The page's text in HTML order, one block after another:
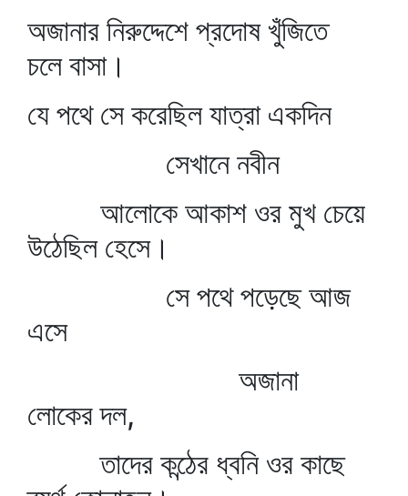
অজানার নিরুদ্দেশে প্রদোষ খুঁজিতে
চলে বাসা।
যে পথে সে করেছিল যাত্রা একদিন
সেখানে নবীন
আলোকে আকাশ ওর মুখ চেয়ে
উঠেছিল হেসে।
সে পথে পড়েছে আজ
এসে
অজানা
লোকের দল,
তাদের কন্ঠের ধ্বনি ওর কাছে